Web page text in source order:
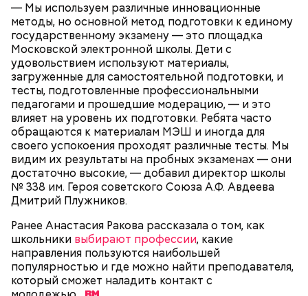
— Мы используем различные инновационные
методы, но основной метод подготовки к единому
государственному экзамену — это площадка
Московской электронной школы. Дети с
удовольствием используют материалы,
загруженные для самостоятельной подготовки, и
тесты, подготовленные профессиональными
педагогами и прошедшие модерацию, — и это
влияет на уровень их подготовки. Ребята часто
обращаются к материалам МЭШ и иногда для
своего успокоения проходят различные тесты. Мы
видим их результаты на пробных экзаменах — они
достаточно высокие, — добавил директор школы
№ 338 им. Героя советского Союза А.Ф. Авдеева
Дмитрий Плужников.
Ранее Анастасия Ракова рассказала о том, как
школьники выбирают профессии, какие
направления пользуются наибольшей
популярностью и где можно найти преподавателя,
который сможет наладить контакт с
— Программу на площадке Северного речного
«Кинопорт» — у воды